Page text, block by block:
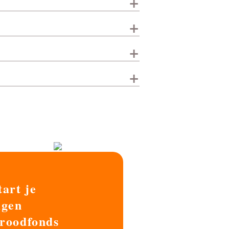
+
+
+
je